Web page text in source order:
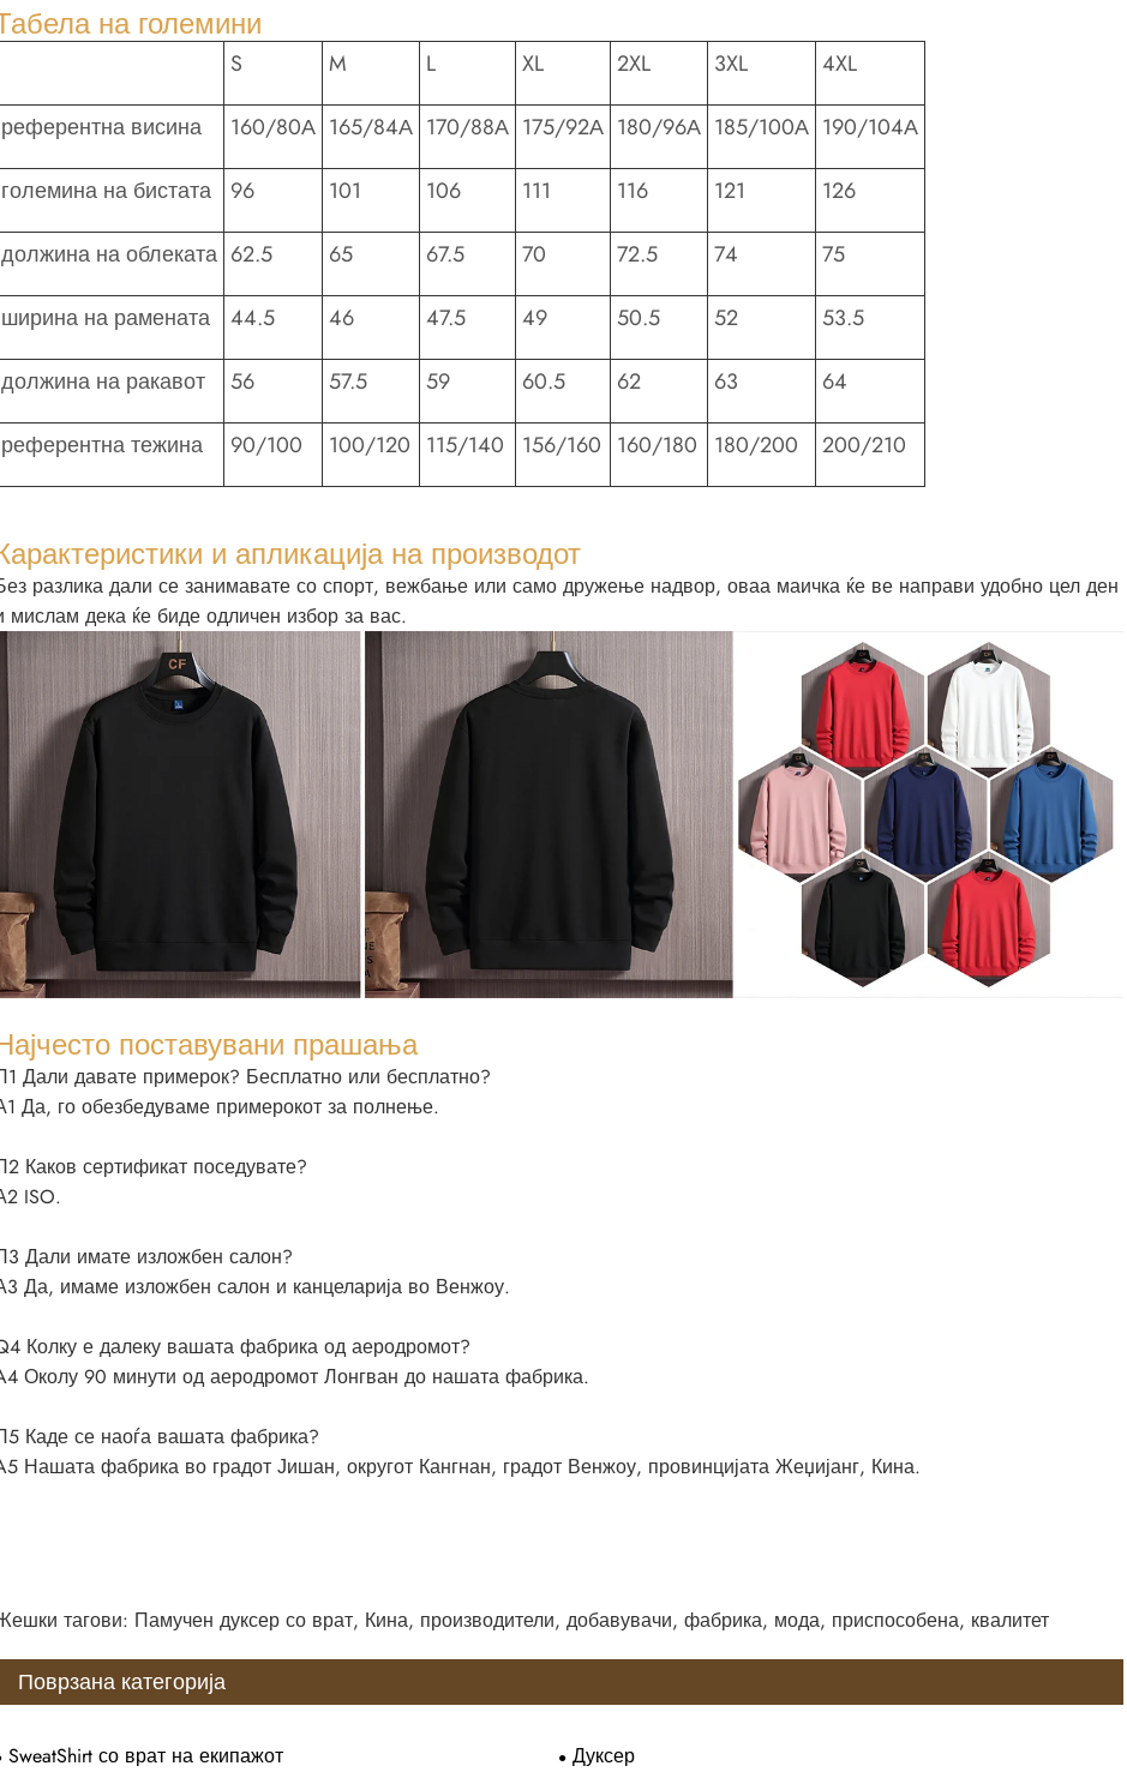
на големини
S M L XL 2XL 3XL 4XL
референтна висина 160/80А 165/84А 170/88А 175/92А 180/96А 185/100А 190/104А
големина на бистата 96 101 106 111 116 121 126
должина на облеката 62.5 65 67.5 70 72.5 74 75
ширина на рамената 44.5 46 47.5 49 50.5 52 53.5
должина на ракавот 56 57.5 59 60.5 62 63 64
референтна тежина 90/100 100/120 115/140 156/160 160/180 180/200 200/210
и апликација на производот
разлика дали се занимавате со спорт, вежбање или само дружење надвор, оваа маичка ќе ве направи удобно цел ден
мислам дека ќе биде одличен избор за вас.
поставувани прашања
Дали давате примерок? Бесплатно или бесплатно?
Да, го обезбедуваме примерокот за полнење.
Каков сертификат поседувате?
ISO.
Дали имате изложбен салон?
Да, имаме изложбен салон и канцеларија во Венжоу.
Колку е далеку вашата фабрика од аеродромот?
Околу 90 минути од аеродромот Лонгван до нашата фабрика.
Каде се наоѓа вашата фабрика?
Нашата фабрика во градот Јишан, округот Кангнан, градот Венжоу, провинцијата Жеџијанг, Кина.
тагови: Памучен дуксер со врат, Кина, производители, добавувачи, фабрика, мода, приспособена, квалитет
Поврзана категорија
SweatShirt со врат на екипажот Дуксер